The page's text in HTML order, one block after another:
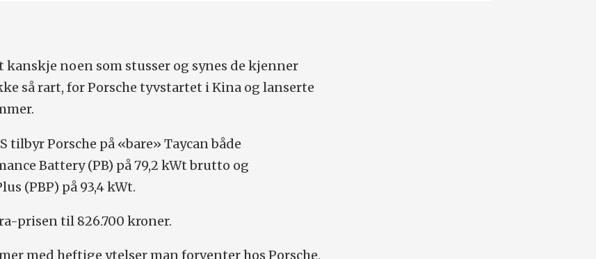
kanskje noen som stusser og synes de kjenner
så rart, for Porsche tyvstartet i Kina og lanserte
tilbyr Porsche på «bare» Taycan både
Battery (PB) på 79,2 kWt brutto og
(PBP) på 93,4 kWt.
prisen til 826.700 kroner.
med heftige ytelser man forventer hos Porsche,